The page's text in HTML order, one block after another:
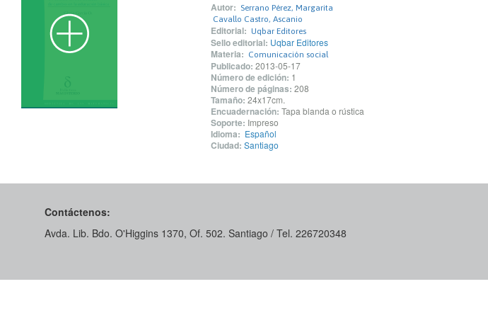
Autor: Serrano Pérez, Margarita
Cavallo Castro, Ascanio
Editorial: Uqbar Editores
Sello editorial: Uqbar Editores
Materia: Comunicación social
Publicado: 2013-05-17
Número de edición: 1
Número de páginas: 208
Tamaño: 24x17cm.
Encuadernación: Tapa blanda o rústica
Soporte: Impreso
Idioma: Español
Ciudad: Santiago
Contáctenos:
Avda. Lib. Bdo. O'Higgins 1370, Of. 502. Santiago / Tel. 226720348